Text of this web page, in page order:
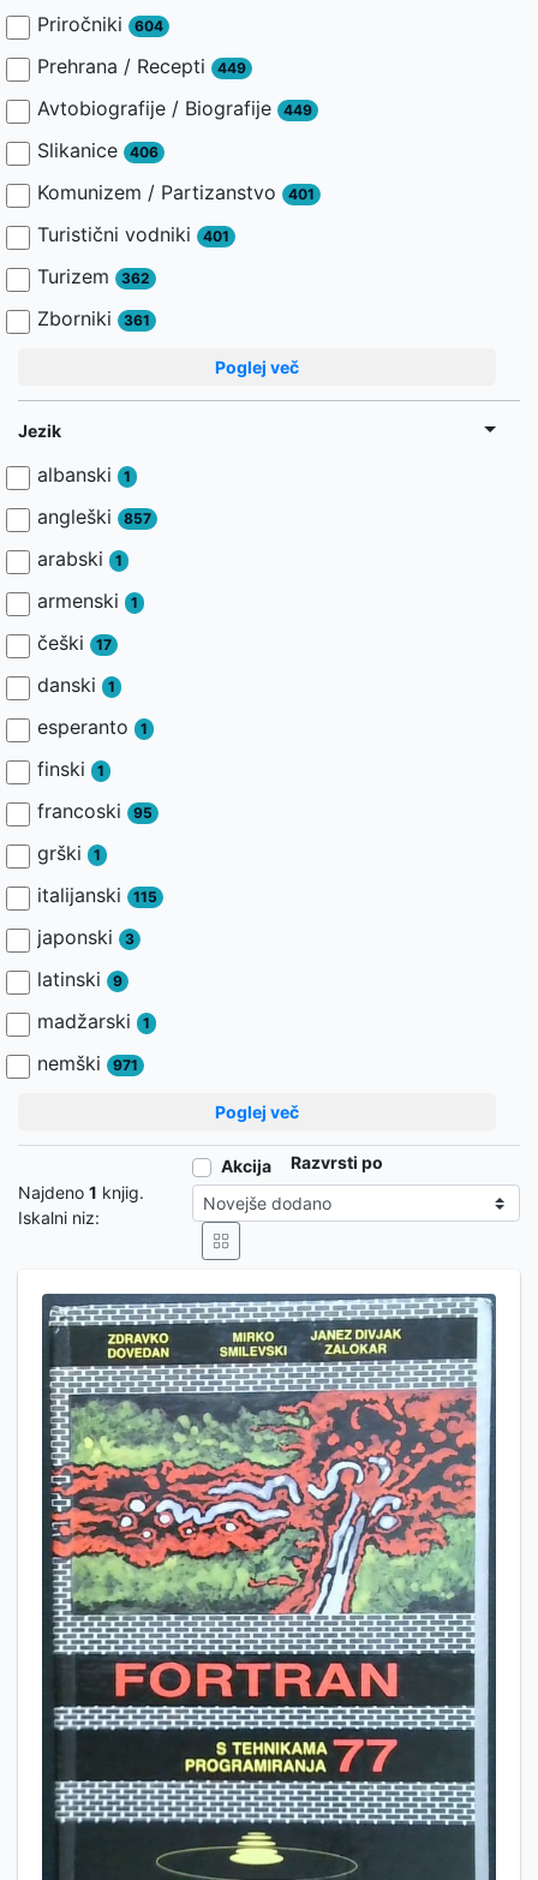
Priročniki 604
Prehrana / Recepti 449
Avtobiografije / Biografije 449
Slikanice 406
Komunizem / Partizanstvo 401
Turistični vodniki 401
Turizem 362
Zborniki 361
Poglej več
Jezik
albanski 1
angleški 857
arabski 1
armenski 1
češki 17
danski 1
esperanto 1
finski 1
francoski 95
grški 1
italijanski 115
japonski 3
latinski 9
madžarski 1
nemški 971
Poglej več
Najdeno 1 knjig.
Iskalni niz:
Akcija Razvrsti po